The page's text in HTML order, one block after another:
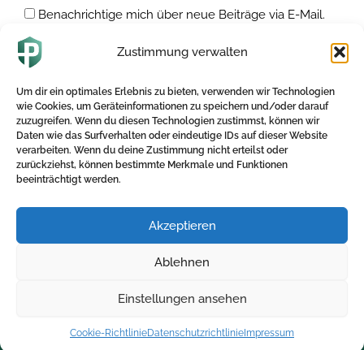
Zustimmung verwalten
Um dir ein optimales Erlebnis zu bieten, verwenden wir Technologien
wie Cookies, um Geräteinformationen zu speichern und/oder darauf
zuzugreifen. Wenn du diesen Technologien zustimmst, können wir
Daten wie das Surfverhalten oder eindeutige IDs auf dieser Website
verarbeiten. Wenn du deine Zustimmung nicht erteilst oder
zurückziehst, können bestimmte Merkmale und Funktionen
beeinträchtigt werden.
Akzeptieren
Ablehnen
Einstellungen ansehen
Cookie-RichtlinieDatenschutzrichtlinie Impressum
Benachrichtige mich über neue Beiträge via E-Mail.
Kontakt
Kontakt
info@betriebliche-